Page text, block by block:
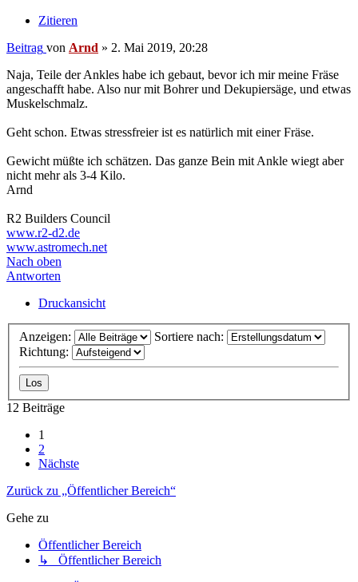
Zitieren
Beitrag von Arnd » 2. Mai 2019, 20:28
Naja, Teile der Ankles habe ich gebaut, bevor ich mir meine Fräse
angeschafft habe. Also nur mit Bohrer und Dekupiersäge, und etwas
Muskelschmalz.
Geht schon. Etwas stressfreier ist es natürlich mit einer Fräse.
Gewicht müßte ich schätzen. Das ganze Bein mit Ankle wiegt aber
nicht mehr als 3-4 Kilo.
Arnd
R2 Builders Council
www.r2-d2.de
www.astromech.net
Nach oben
Antworten
Druckansicht
Anzeigen:
Sortiere nach:
Richtung:
12 Beiträge
1
2
Nächste
Zurück zu „Öffentlicher Bereich“
Gehe zu
Öffentlicher Bereich
↳ Öffentlicher Bereich